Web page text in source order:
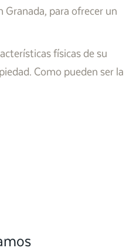
para ofrecer un
físicas de su
Como pueden ser la